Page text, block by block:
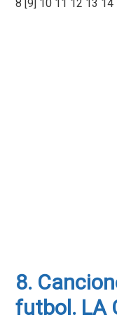
8 [9] 10 11 12 13 14
8.
futbol. LA